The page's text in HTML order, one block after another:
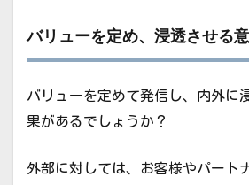
バリューを定め、浸透させる
バリューを定めて発信し、内外に
果があるでしょうか？
外部に対しては、お客様やパート